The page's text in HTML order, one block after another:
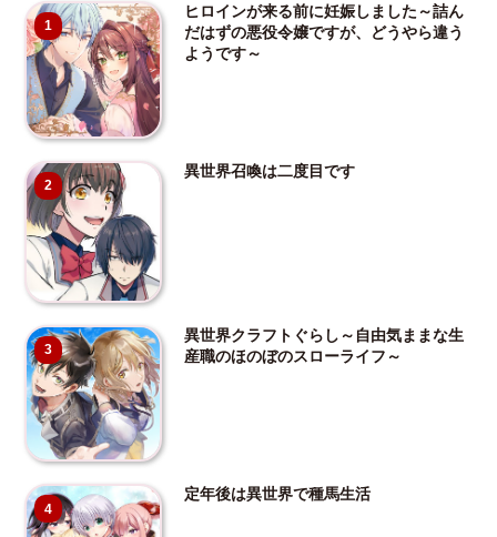
1
ヒロインが来る前に妊娠しました～詰ん
だはずの悪役令嬢ですが、どうやら違う
ようです～
2
異世界召喚は二度目です
3
異世界クラフトぐらし～自由気ままな生
産職のほのぼのスローライフ～
4
定年後は異世界で種馬生活